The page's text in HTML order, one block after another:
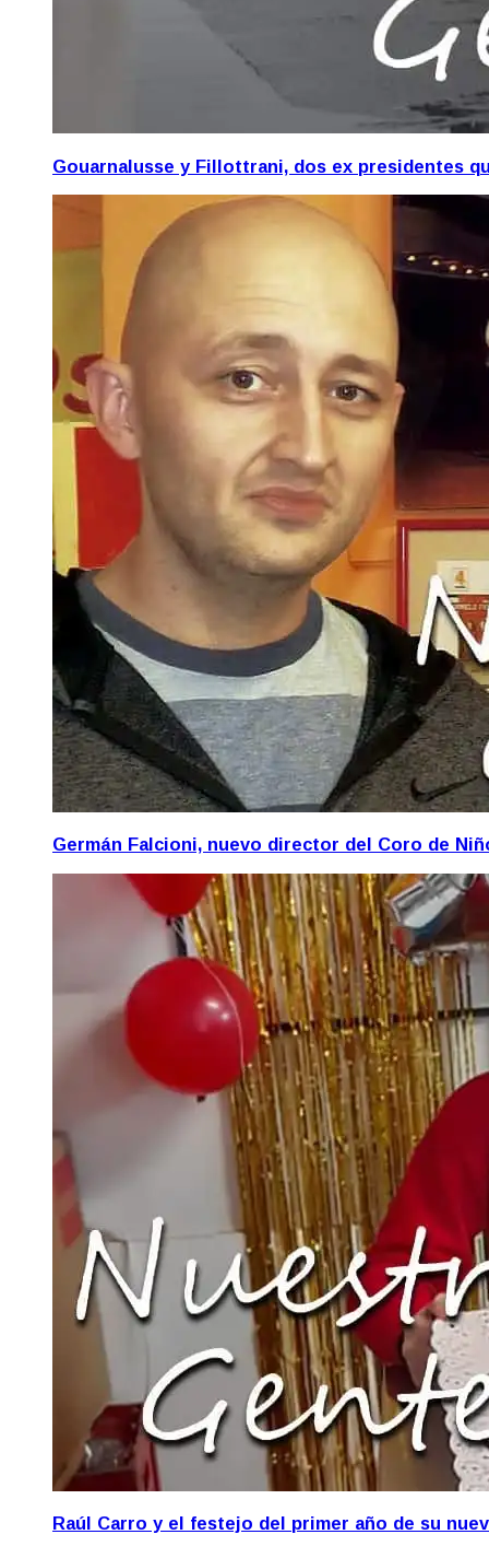
Gouarnalusse y Fillottrani, dos ex presidentes
Germán Falcioni, nuevo director del Coro de
Raúl Carro y el festejo del primer año de su